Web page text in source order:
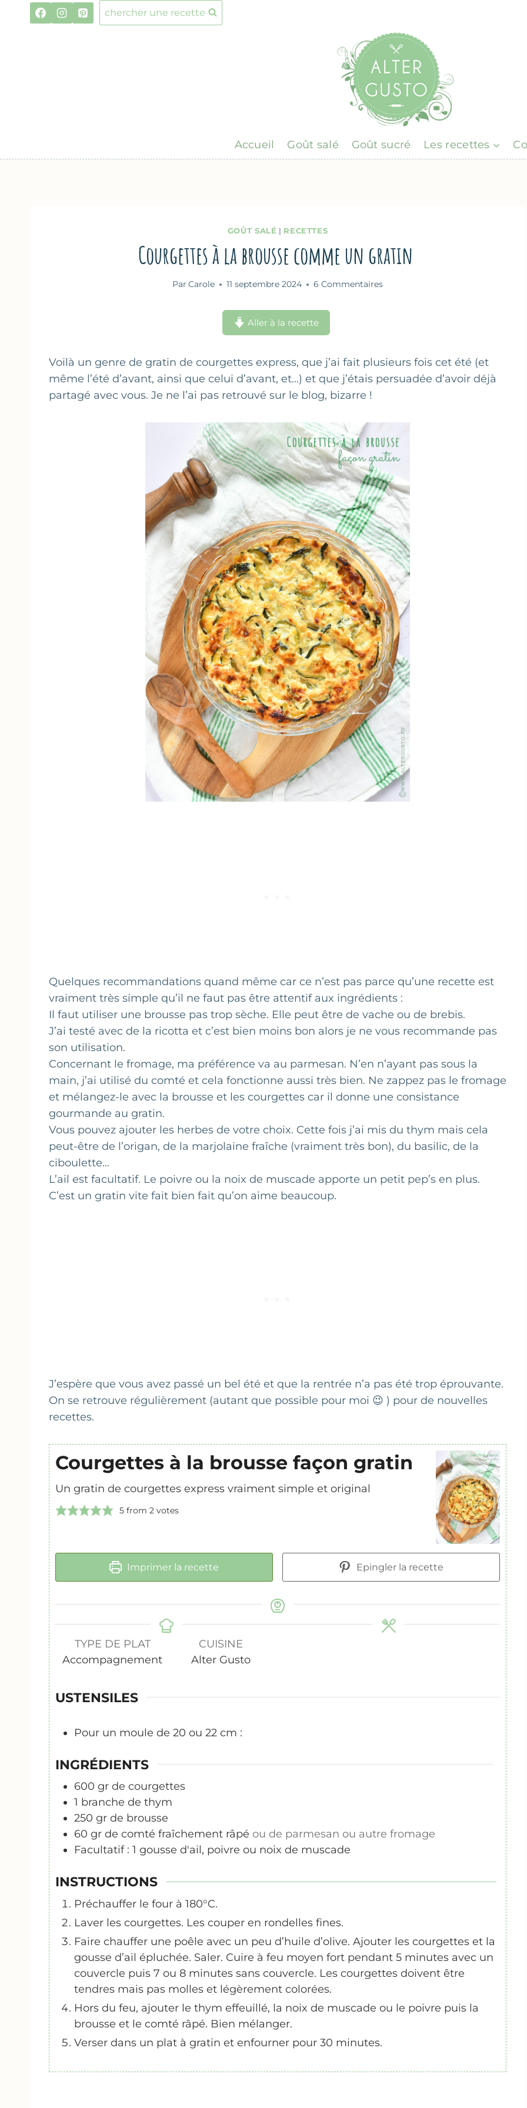
chercher une recette
Accueil Goût salé Goût sucré Les recettes
GOÛT SALÉ | RECETTES
Courgettes à la brousse comme un gratin
Par Carole 11 septembre 2024 6 Commentaires
Aller à la recette
Voilà un genre de gratin de courgettes express, que j’ai fait plusieurs fois cet été (et
même l’été d’avant, ainsi que celui d’avant, et…) et que j’étais persuadée d’avoir déjà
partagé avec vous. Je ne l’ai pas retrouvé sur le blog, bizarre !
Quelques recommandations quand même car ce n’est pas parce qu’une recette est
vraiment très simple qu’il ne faut pas être attentif aux ingrédients :
Il faut utiliser une brousse pas trop sèche. Elle peut être de vache ou de brebis.
J’ai testé avec de la ricotta et c’est bien moins bon alors je ne vous recommande pas
son utilisation.
Concernant le fromage, ma préférence va au parmesan. N’en n’ayant pas sous la
main, j’ai utilisé du comté et cela fonctionne aussi très bien. Ne zappez pas le fromage
et mélangez-le avec la brousse et les courgettes car il donne une consistance
gourmande au gratin.
Vous pouvez ajouter les herbes de votre choix. Cette fois j’ai mis du thym mais cela
peut-être de l’origan, de la marjolaine fraîche (vraiment très bon), du basilic, de la
ciboulette…
L’ail est facultatif. Le poivre ou la noix de muscade apporte un petit pep’s en plus.
C’est un gratin vite fait bien fait qu’on aime beaucoup.
J’espère que vous avez passé un bel été et que la rentrée n’a pas été trop éprouvante.
On se retrouve régulièrement (autant que possible pour moi 😉 ) pour de nouvelles
recettes.
Courgettes à la brousse façon gratin
Un gratin de courgettes express vraiment simple et original
5from 2votes
Imprimer la recette Epingler la recette
TYPE DE PLAT
Accompagnement
CUISINE
Alter Gusto
USTENSILES
Pour un moule de 20 ou 22 cm :
INGRÉDIENTS
600 gr de courgettes
1 branche de thym
250 gr de brousse
60 gr de comté fraîchement râpé ou de parmesan ou autre fromage
Facultatif : 1 gousse d'ail, poivre ou noix de muscade
INSTRUCTIONS
Préchauffer le four à 180°C.
Laver les courgettes. Les couper en rondelles fines.
Faire chauffer une poêle avec un peu d’huile d’olive. Ajouter les courgettes et la
gousse d’ail épluchée. Saler. Cuire à feu moyen fort pendant 5 minutes avec un
couvercle puis 7 ou 8 minutes sans couvercle. Les courgettes doivent être
tendres mais pas molles et légèrement colorées.
Hors du feu, ajouter le thym effeuillé, la noix de muscade ou le poivre puis la
brousse et le comté râpé. Bien mélanger.
Verser dans un plat à gratin et enfourner pour 30 minutes.